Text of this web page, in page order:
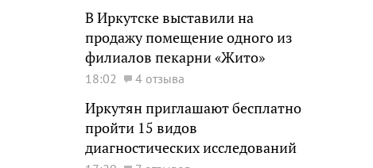
В Иркутске выставили на
продажу помещение одного из
филиалов пекарни «Жито»
18:02 4 отзыва
Иркутян приглашают бесплатно
пройти 15 видов
диагностических исследований